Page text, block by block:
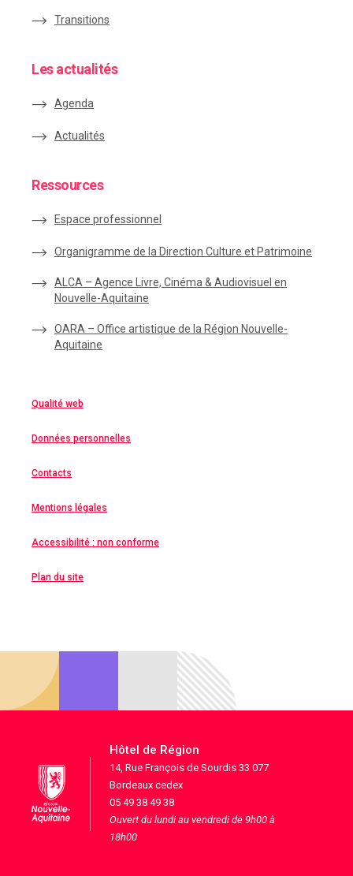
Transitions
Les actualités
Agenda
Actualités
Ressources
Espace professionnel
Organigramme de la Direction Culture et Patrimoine
ALCA – Agence Livre, Cinéma & Audiovisuel en
Nouvelle-Aquitaine
OARA – Office artistique de la Région Nouvelle-
Aquitaine
Qualité web
Données personnelles
Contacts
Mentions légales
Accessibilité : non conforme
Plan du site
Hôtel de Région
14, Rue François de Sourdis 33 077
Bordeaux cedex
05 49 38 49 38
Ouvert du lundi au vendredi de 9h00 à
18h00